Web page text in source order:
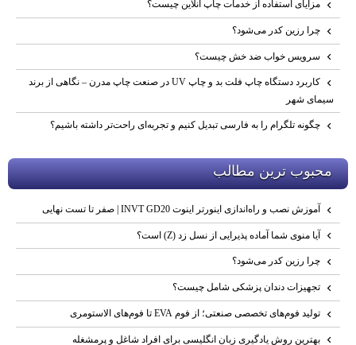
مزایای استفاده از خدمات چاپ آنلاین چیست؟
چرا رزین کدر می‌شود؟
سرویس خواب ضد خش چیست؟
کاربرد دستگاه چاپ فلت‌ بد و چاپ UV در صنعت چاپ مدرن – نگاهی از برند
سیمای شهر
چگونه تلگرام را به فارسی تبدیل کنیم و تجربه‌ای راحت‌تر داشته باشیم؟
محبوب ترين مطالب
آموزش نصب و راه‌اندازی اینورتر اینوت INVT GD20 | صفر تا تست نهایی
آیا منوی شما آماده پذیرایی از نسل زد (Z) است؟
چرا رزین کدر می‌شود؟
تجهیزات دندان پزشکی شامل چیست؟
تولید فوم‌های تخصصی صنعتی؛ از فوم EVA تا فوم‌های الاستومری
بهترین روش یادگیری زبان انگلیسی برای افراد شاغل و پرمشغله